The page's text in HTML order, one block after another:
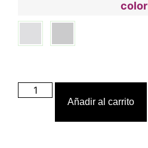
color
Añadir al carrito